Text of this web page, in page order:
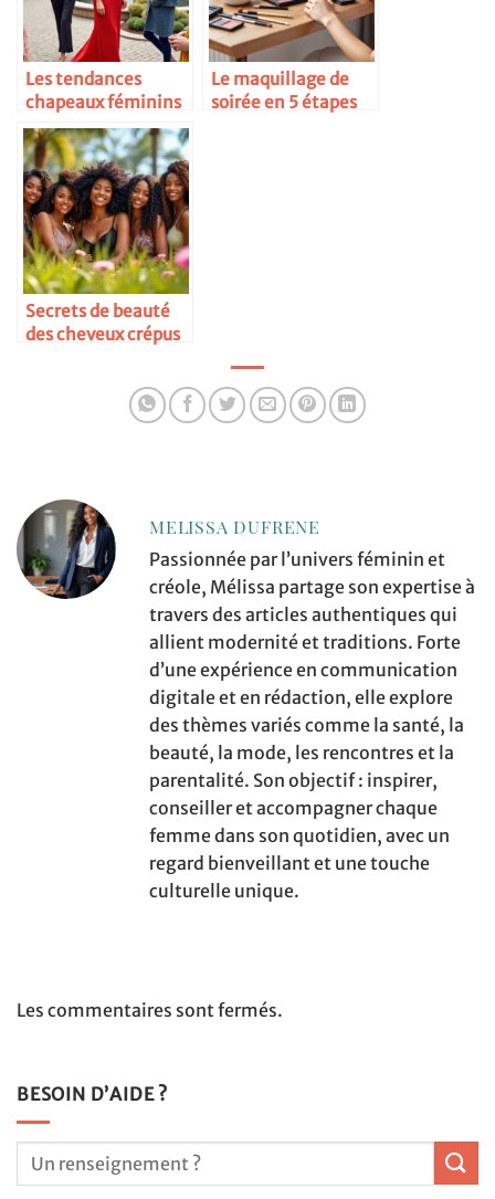
Les tendances
chapeaux féminins
Le maquillage de
soirée en 5 étapes
Secrets de beauté
des cheveux crépus
MELISSA DUFRENE
Passionnée par l’univers féminin et
créole, Mélissa partage son expertise à
travers des articles authentiques qui
allient modernité et traditions. Forte
d’une expérience en communication
digitale et en rédaction, elle explore
des thèmes variés comme la santé, la
beauté, la mode, les rencontres et la
parentalité. Son objectif : inspirer,
conseiller et accompagner chaque
femme dans son quotidien, avec un
regard bienveillant et une touche
culturelle unique.
Les commentaires sont fermés.
BESOIN D’AIDE ?